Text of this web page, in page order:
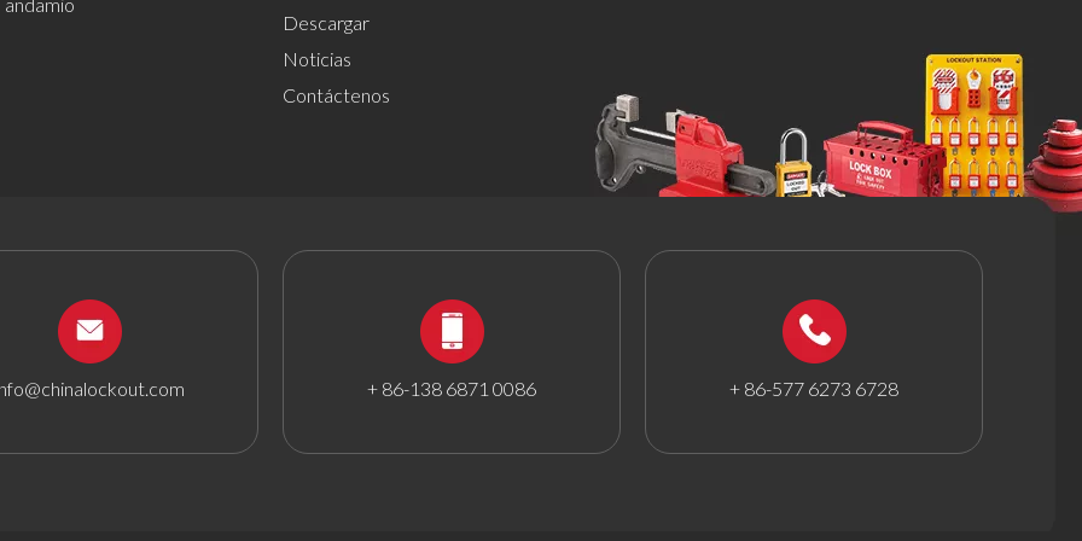
Descargar
Noticias
Contáctenos
+ 86-138 6871 0086 + 86-577 6273 6728